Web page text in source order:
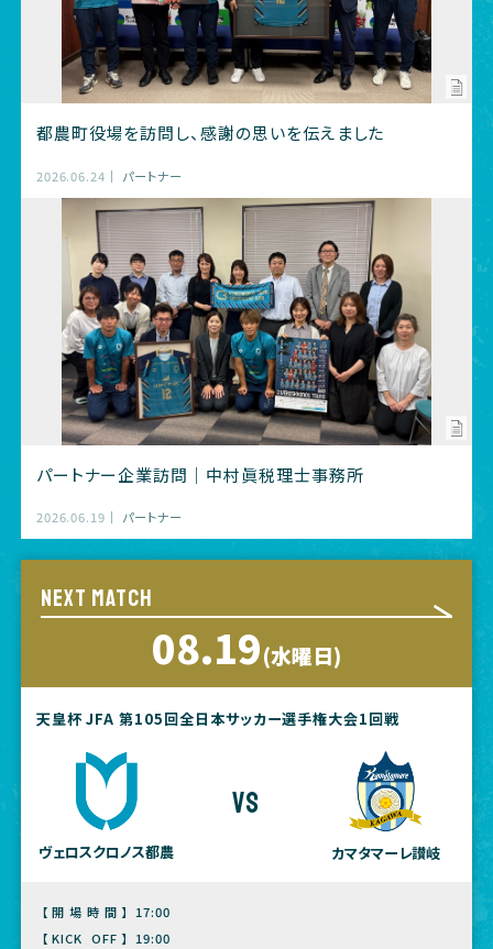
都農町役場を訪問し、感謝の思いを伝えました
2026.06.24 パートナー
パートナー企業訪問｜中村眞税理士事務所
2026.06.19 パートナー
NEXT MATCH
08.19(水曜日)
天皇杯 JFA 第105回全日本サッカー選手権大会1回戦
ヴェロスクロノス都農
vs
カマタマーレ讃岐
【開場時間】
17:00
【KICK OFF】
19:00